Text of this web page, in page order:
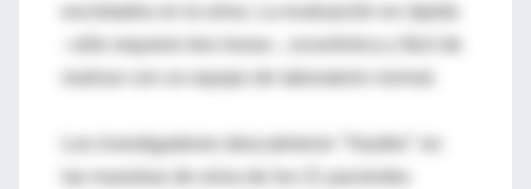
–sólo requiere tres horas–, económica y fácil de
realizar con un equipo de laboratorio normal.
Los investigadores descubrieron ''Haufen'' en